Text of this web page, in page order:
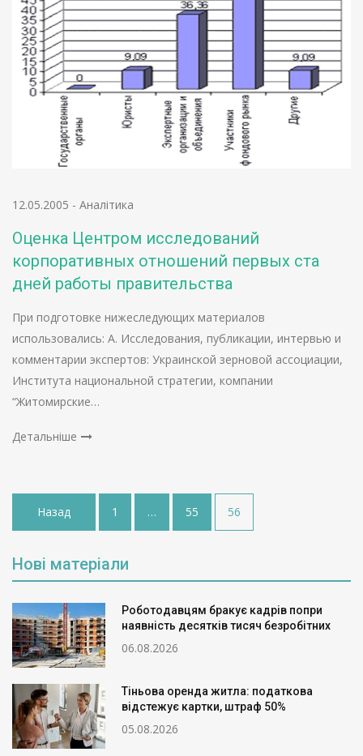
12.05.2005 - Аналітика
Оценка Центром исследований
корпоративных отношений первых ста
дней работы правительства
При подготовке нижеследующих материалов
использовались: А. Исследования, публикации, интервью и
комментарии экспертов: Украинской зерновой ассоциации,
Института национальной стратегии, компании
“Житомирские…
Детальніше
Пагінація
записів
Назад 1 … 55 56
Нові матеріали
Роботодавцям бракує кадрів попри
наявність десятків тисяч безробітних
06.08.2026
Тіньова оренда житла: податкова
відстежує картки, штраф 50%
05.08.2026